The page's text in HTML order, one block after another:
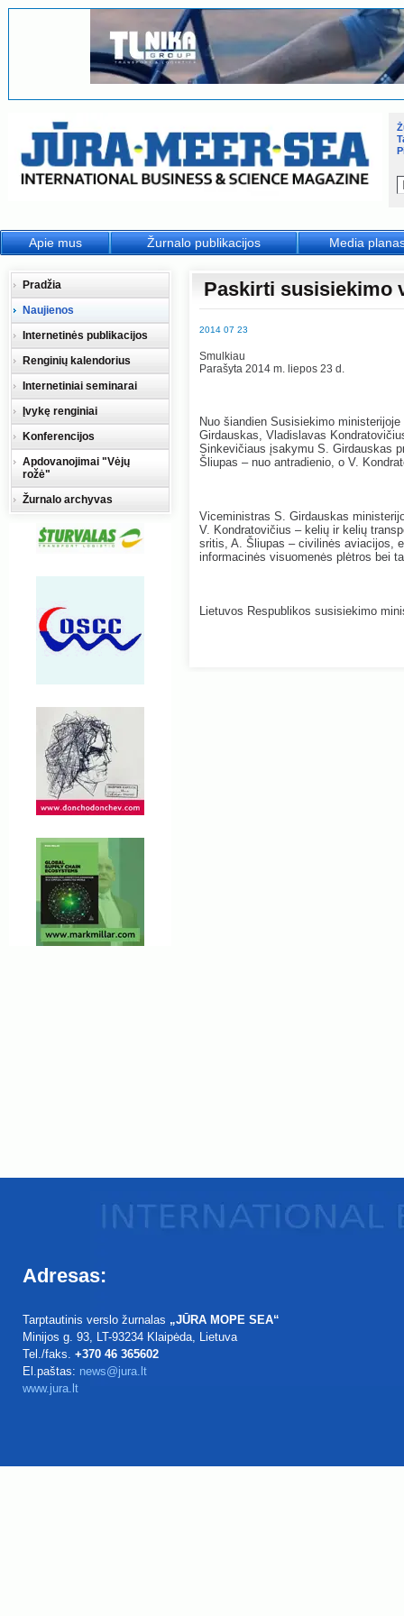
Paskirti susisiekimo
2014 07 23
Smulkiau
Parašyta 2014 m. liepos 23 d.
Nuo šiandien Susisiekimo
Girdauskas, Vladislavas
Sinkevičiaus įsakymu S. Girdauskas
Šliupas – nuo antradienio, o V.
Viceministras S. Girdauskas
V. Kondratovičius – kelių ir kelių
sritis, A. Šliupas – civilinės aviacijos,
informacinės visuomenės plėtros bei
Lietuvos Respublikos susisiekimo
Pradžia
Naujienos
Internetinės publikacijos
Renginių kalendorius
Internetiniai seminarai
Įvykę renginiai
Konferencijos
Apdovanojimai "Vėjų
rožė"
Žurnalo archyvas
Apie mus Žurnalo publikacijos Media
Adresas:
Tarptautinis verslo žurnalas „JŪRA MOPE SEA“
Minijos g. 93, LT-93234 Klaipėda, Lietuva
Tel./faks. +370 46 365602
El.paštas: news@jura.lt
www.jura.lt